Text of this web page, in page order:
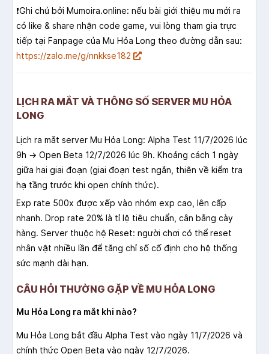
❗️Ghi chú bởi Mumoira.online: nếu bài giới thiệu mu mới ra
có like & share nhận code game, vui lòng tham gia trực
tiếp tại Fanpage của Mu Hỏa Long theo đường dẫn sau:
https://zalo.me/g/nnkkse182
LỊCH RA MẮT VÀ THÔNG SỐ SERVER MU HỎA
LONG
Lịch ra mắt server Mu Hỏa Long: Alpha Test 11/7/2026 lúc
9h → Open Beta 12/7/2026 lúc 9h. Khoảng cách 1 ngày
giữa hai giai đoạn (giai đoạn test ngắn, thiên về kiểm tra
hạ tầng trước khi open chính thức).
Exp rate 500x được xếp vào nhóm exp cao, lên cấp
nhanh. Drop rate 20% là tỉ lệ tiêu chuẩn, cân bằng cày
hàng. Server thuộc hệ Reset: người chơi có thể reset
nhân vật nhiều lần để tăng chỉ số cố định cho hệ thống
sức mạnh dài hạn.
CÂU HỎI THƯỜNG GẶP VỀ MU HỎA LONG
Mu Hỏa Long ra mắt khi nào?
Mu Hỏa Long bắt đầu Alpha Test vào ngày 11/7/2026 và
chính thức Open Beta vào ngày 12/7/2026.